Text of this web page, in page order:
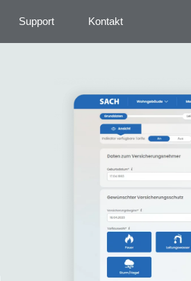
Support Kontakt